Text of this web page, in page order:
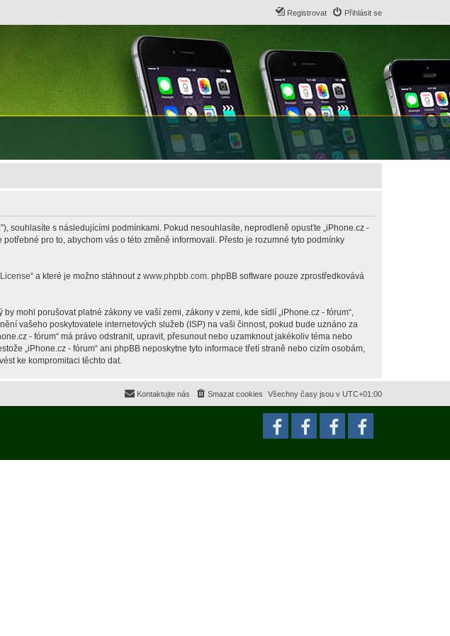
Přihlásit se
Registrovat
souhlasíte s následujícími podmínkami. Pokud nesouhlasíte, neprodleně opusťte „iPhone.cz -
pro to, abychom vás o této změně informovali. Přesto je rozumné tyto podmínky
“ a které je možno stáhnout z www.phpbb.com. phpBB software pouze zprostředkovává
mohl porušovat platné zákony ve vaší zemi, zákony v zemi, kde sídlí „iPhone.cz - fórum“,
vašeho poskytovatele internetových služeb (ISP) na vaši činnost, pokud bude uznáno za
- fórum“ má právo odstranit, upravit, přesunout nebo uzamknout jakékoliv téma nebo
„iPhone.cz - fórum“ ani phpBB neposkytne tyto informace třetí straně nebo cizím osobám,
ke kompromitaci těchto dat.
Všechny časy jsou v UTC+01:00
Smazat cookies
Kontaktujte nás